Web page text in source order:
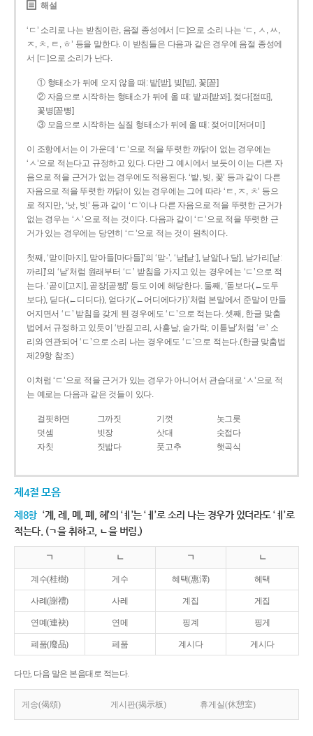
해설
‘ㄷ’ 소리로 나는 받침이란, 음절 종성에서 [ㄷ]으로 소리 나는 ‘ㄷ, ㅅ, ㅆ,
ㅈ, ㅊ, ㅌ, ㅎ’ 등을 말한다. 이 받침들은 다음과 같은 경우에 음절 종성에
서 [ㄷ]으로 소리가 난다.
① 형태소가 뒤에 오지 않을 때: 밭[받], 빚[빋], 꽃[꼳]
② 자음으로 시작하는 형태소가 뒤에 올 때: 밭과[받꽈], 젖다[젇따],
꽃병[꼳뼝]
③ 모음으로 시작하는 실질 형태소가 뒤에 올 때: 젖어미[저더미]
이 조항에서는 이 가운데 ‘ㄷ’으로 적을 뚜렷한 까닭이 없는 경우에는
‘ㅅ’으로 적는다고 규정하고 있다. 다만 그 예시에서 보듯이 이는 다른 자
음으로 적을 근거가 없는 경우에도 적용된다. ‘밭, 빚, 꽃’ 등과 같이 다른
자음으로 적을 뚜렷한 까닭이 있는 경우에는 그에 따라 ‘ㅌ, ㅈ, ㅊ’ 등으
로 적지만, ‘낫, 빗’ 등과 같이 ‘ㄷ’이나 다른 자음으로 적을 뚜렷한 근거가
없는 경우는 ‘ㅅ’으로 적는 것이다. 다음과 같이 ‘ㄷ’으로 적을 뚜렷한 근
거가 있는 경우에는 당연히 ‘ㄷ’으로 적는 것이 원칙이다.
첫째, ‘맏이[마지], 맏아들[마다들]’의 ‘맏-’, ‘낟[낟ː], 낟알[나ː달], 낟가리[낟ː
까리]’의 ‘낟’처럼 원래부터 ‘ㄷ’ 받침을 가지고 있는 경우에는 ‘ㄷ’으로 적
는다. ‘곧이[고지], 곧장[곧짱]’ 등도 이에 해당한다. 둘째, ‘돋보다(←도두
보다), 딛다(←디디다), 얻다가(←어디에다가)’처럼 본말에서 준말이 만들
어지면서 ‘ㄷ’ 받침을 갖게 된 경우에도 ‘ㄷ’으로 적는다. 셋째, 한글 맞춤
법에서 규정하고 있듯이 ‘반짇고리, 사흗날, 숟가락, 이튿날’처럼 ‘ㄹ’ 소
리와 연관되어 ‘ㄷ’으로 소리 나는 경우에도 ‘ㄷ’으로 적는다.(한글 맞춤법
제29항 참조)
이처럼 ‘ㄷ’으로 적을 근거가 있는 경우가 아니어서 관습대로 ‘ㅅ’으로 적
는 예로는 다음과 같은 것들이 있다.
걸핏하면 그까짓 기껏
놋그릇
덧셈
빗장 삿대
숫접다
자칫
짓밟다 풋고추 햇곡식
제4절 모음
제8항 ‘계, 례, 몌, 폐, 혜’의 ‘ㅖ’는 ‘ㅔ’로 소리 나는 경우가 있더라도 ‘ㅖ’로
적는다. (ㄱ을 취하고, ㄴ을 버림.)
ㄱ ㄴ ㄱ ㄴ
계수(桂樹) 게수 혜택(惠澤) 헤택
사례(謝禮) 사레 계집 게집
연몌(連袂) 연메 핑계 핑게
폐품(廢品) 페품 계시다 게시다
다만, 다음 말은 본음대로 적는다.
게송(偈頌) 게시판(揭示板) 휴게실(休憩室)